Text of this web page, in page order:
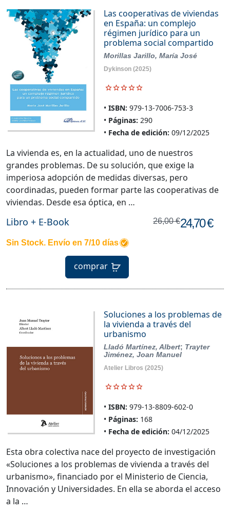
Las cooperativas de viviendas
en España: un complejo
régimen jurídico para un
problema social compartido
Morillas Jarillo, María José
Dykinson(2025)
ISBN: 979-13-7006-753-3
Páginas: 290
Fecha de edición: 09/12/2025
Libro + E-Book 26,00 €24,70 €
Sin Stock. Envío en 7/10 días
comprar
La vivienda es, en la actualidad, uno de nuestros
grandes problemas. De su solución, que exige la
imperiosa adopción de medidas diversas, pero
coordinadas, pueden formar parte las cooperativas de
viviendas. Desde esa óptica, en …
Soluciones a los problemas de
la vivienda a través del
urbanismo
Lladó Martínez, Albert; Trayter
Jiménez, Joan Manuel
Atelier Libros (2025)
ISBN: 979-13-8809-602-0
Páginas: 168
Fecha de edición: 04/12/2025
Esta obra colectiva nace del proyecto de investigación
«Soluciones a los problemas de vivienda a través del
urbanismo», financiado por el Ministerio de Ciencia,
Innovación y Universidades. En ella se aborda el acceso
a la …